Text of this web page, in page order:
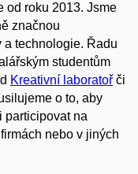
od roku 2013. Jsme
značnou
a technologie. Řadu
studentům
Kreativní laboratoř či
o to, aby
participovat na
nebo v jiných